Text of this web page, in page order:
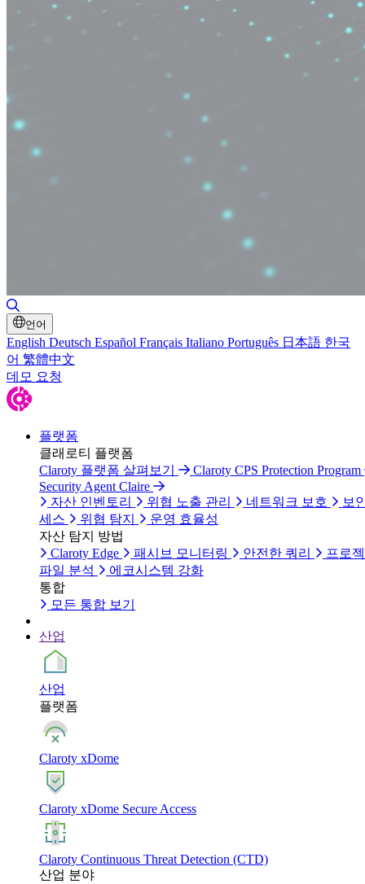
언어
English Deutsch Español Français Italiano Português 日本語 한국
어 繁體中文
데모 요청
플랫폼
클래로티 플랫폼
Claroty 플랫폼 살펴보기
Claroty CPS Protection Program
Security Agent Claire
자산 인벤토리
위협 노출 관리 네트워크 보호
보
세스
위협 탐지
운영 효율성
자산 탐지 방법
Claroty Edge
패시브 모니터링 안전한 쿼리
프로
파일 분석
에코시스템 강화
통합
모든 통합 보기
산업
산업
플랫폼
Claroty xDome
Claroty xDome Secure Access
Claroty Continuous Threat Detection (CTD)
산업 분야